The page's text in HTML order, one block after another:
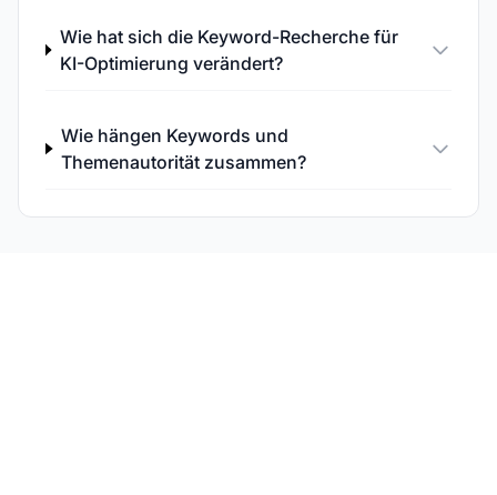
Wie hat sich die Keyword-Recherche für
KI-Optimierung verändert?
Wie hängen Keywords und
Themenautorität zusammen?